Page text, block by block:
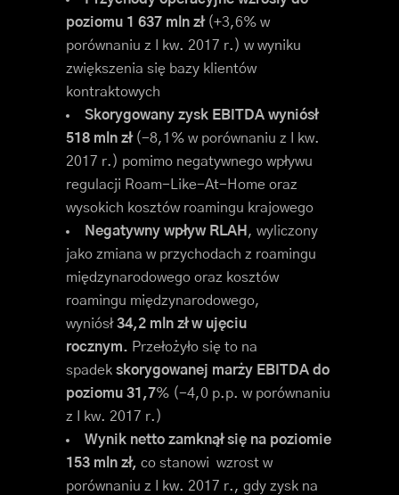
poziomu 1 637 mln zł(+3,6% w
porównaniu z I kw. 2017 r.) w wyniku
zwiększenia się bazy klientów
kontraktowych
Skorygowany zysk EBITDA wyniósł
518 mln zł(-8,1% w porównaniu z I kw.
2017 r.) pomimo negatywnego wpływu
regulacji Roam-Like-At-Home oraz
wysokich kosztów roamingu krajowego
Negatywny wpływ RLAH , wyliczony
jako zmiana w przychodach z roamingu
międzynarodowego oraz kosztów
roamingu międzynarodowego,
wyniósł34,2 mln zł w ujęciu
rocznym. Przełożyło się to na
spadek skorygowanej marży EBITDA do
poziomu 31,7% (-4,0 p.p. w porównaniu
z I kw. 2017 r.)
Wynik netto zamknął się na poziomie
153 mln zł, co stanowi wzrost w
porównaniu z I kw. 2017 r., gdy zysk na